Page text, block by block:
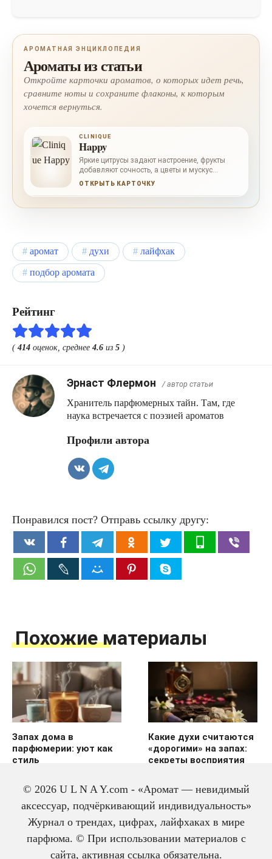
АРОМАТНАЯ ЭНЦИКЛОПЕДИЯ
Ароматы из статьи
Откройте карточки ароматов, о которых идет речь,
сравните ноты и сохраните флаконы, к которым
хочется вернуться.
CLINIQUE
Happy
Яркие цитрусы задают настроение, фрукты
добавляют сочность, а цветы и мускус
оставляют чистый радостный шлейф.
ОТКРЫТЬ КАРТОЧКУ
аромат духи
лайфхак
подбор аромата
Рейтинг
(414 оценок, среднее 4.6 из 5 )
Эрнаст Флермон / автор статьи
Хранитель парфюмерных тайн. Там, где
наука встречается с поэзией ароматов
Профили автора
Понравился пост? Отправь ссылку другу:
Похожие материалы
Запах дома в
парфюмерии: уют как
стиль
Какие духи считаются
«дорогими» на запах:
секреты восприятия
© 2026 U L N A Y.com - «Аромат — невидимый
аксессуар, подчёркивающий индивидуальность»
Журнал о трендах, цифрах, лайфхаках в мире
парфюма. © При использовании материалов с
сайта, активная ссылка обязательна.